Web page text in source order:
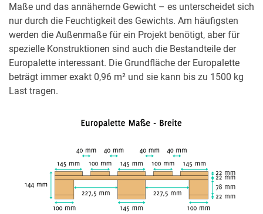
Maße und das annähernde Gewicht – es unterscheidet sich
nur durch die Feuchtigkeit des Gewichts. Am häufigsten
werden die Außenmaße für ein Projekt benötigt, aber für
spezielle Konstruktionen sind auch die Bestandteile der
Europalette interessant. Die Grundfläche der Europalette
beträgt immer exakt 0,96 m² und sie kann bis zu 1500 kg
Last tragen.